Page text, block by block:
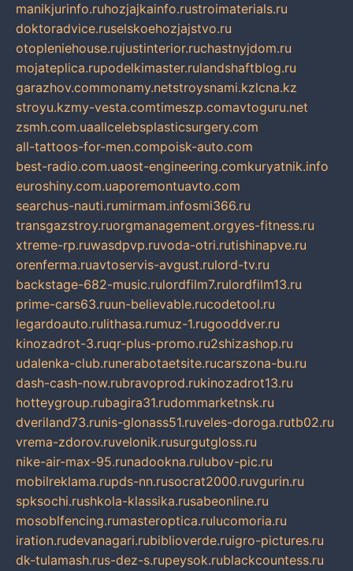
manikjurinfo.ruhozjajkainfo.rustroimaterials.ru
doktoradvice.ruselskoehozjajstvo.ru
otopleniehouse.rujustinterior.ruchastnyjdom.ru
mojateplica.rupodelkimaster.rulandshaftblog.ru
garazhov.commonamy.netstroysnami.kzlcna.kz
stroyu.kzmy-vesta.comtimeszp.comavtoguru.net
zsmh.com.uaallcelebsplasticsurgery.com
all-tattoos-for-men.compoisk-auto.com
best-radio.com.uaost-engineering.comkuryatnik.info
euroshiny.com.uaporemontuavto.com
searchus-nauti.rumirmam.infosmi366.ru
transgazstroy.ruorgmanagement.orgyes-fitness.ru
xtreme-rp.ruwasdpvp.ruvoda-otri.rutishinapve.ru
orenferma.ruavtoservis-avgust.rulord-tv.ru
backstage-682-music.rulordfilm7.rulordfilm13.ru
prime-cars63.ruun-believable.rucodetool.ru
legardoauto.rulithasa.rumuz-1.rugooddver.ru
kinozadrot-3.ruqr-plus-promo.ru2shizashop.ru
udalenka-club.runerabotaetsite.rucarszona-bu.ru
dash-cash-now.rubravoprod.rukinozadrot13.ru
hotteygroup.rubagira31.rudommarketnsk.ru
dveriland73.runis-glonass51.ruveles-doroga.rutb02.ru
vrema-zdorov.ruvelonik.rusurgutgloss.ru
nike-air-max-95.runadookna.rulubov-pic.ru
mobilreklama.rupds-nn.rusocrat2000.ruvgurin.ru
spksochi.rushkola-klassika.rusabeonline.ru
mosoblfencing.rumasteroptica.rulucomoria.ru
iration.rudevanagari.rubiblioverde.ruigro-pictures.ru
dk-tulamash.rus-dez-s.rupeysok.rublackcountess.ru